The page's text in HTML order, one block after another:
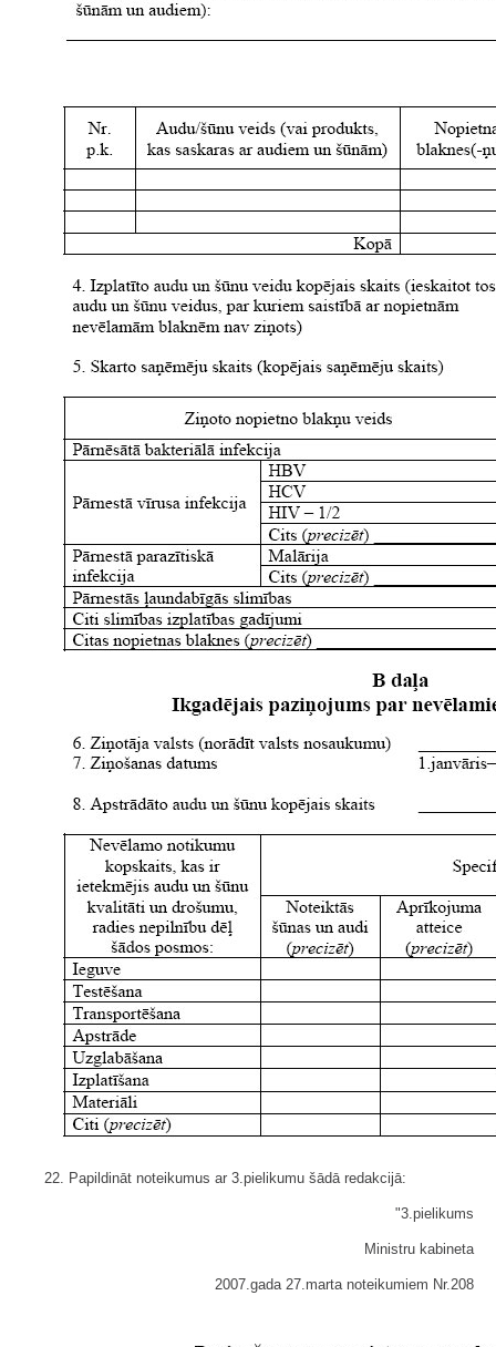
22. Papildināt noteikumus ar 3.pielikumu šādā redakcijā:
"3.pielikums
Ministru kabineta
2007.gada 27.marta noteikumiem Nr.208